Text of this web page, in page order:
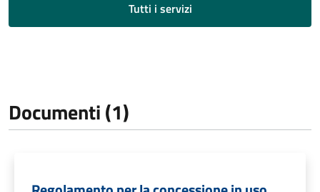
Tutti i servizi
Documenti (1)